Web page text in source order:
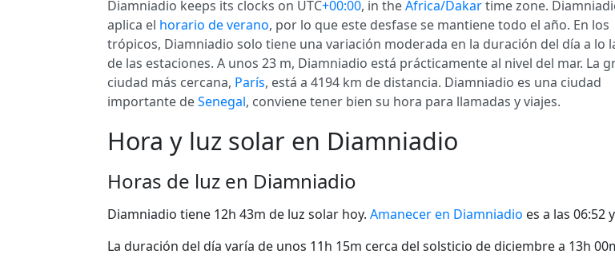
Diamniadio keeps its clocks on UTC+00:00, in theAfrica/Dakartime zone.
aplica el horario de verano, por lo que este desfase se mantiene todo el año. En los
trópicos, Diamniadio solo tiene una variación moderada en la duración del día a lo
de las estaciones. A unos 23 m, Diamniadio está prácticamente al nivel del mar. La
ciudad más cercana, París, está a 4194 km de distancia. Diamniadio es una ciudad
importante deSenegal, conviene tener bien su hora para llamadas y viajes.
Hora y luz solar en Diamniadio
Horas de luz en Diamniadio
Diamniadio tiene 12h 43m de luz solar hoy. Amanecer en Diamniadio es a las 06:52
La duración del día varía de unos 11h 15m cerca del solsticio de diciembre a 13h